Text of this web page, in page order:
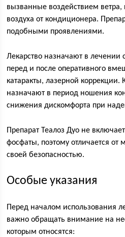
вызванные воздействием
воздуха от кондиционера.
подобными проявлениями.
Лекарство назначают в лечении
перед и после оперативного
катаракты, лазерной коррекции.
назначают в период ношения
снижения дискомфорта при
Препарат Теалоз Дуо не
фосфаты, поэтому отличается от
своей безопасностью.
Особые указания
Перед началом использования
важно обращать внимание на
которым относятся: